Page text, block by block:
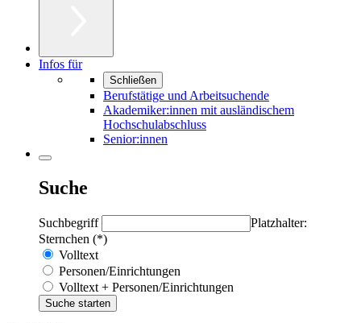
Infos für
Schließen
Berufstätige und Arbeitsuchende
Akademiker:innen mit ausländischem
Hochschulabschluss
Senior:innen
Suche
Suchbegriff
Platzhalter:
Sternchen (*)
Volltext
Personen/Einrichtungen
Volltext + Personen/Einrichtungen